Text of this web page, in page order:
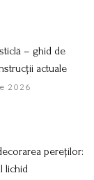
– ghid de
actuale
2026
pereților:
lichid